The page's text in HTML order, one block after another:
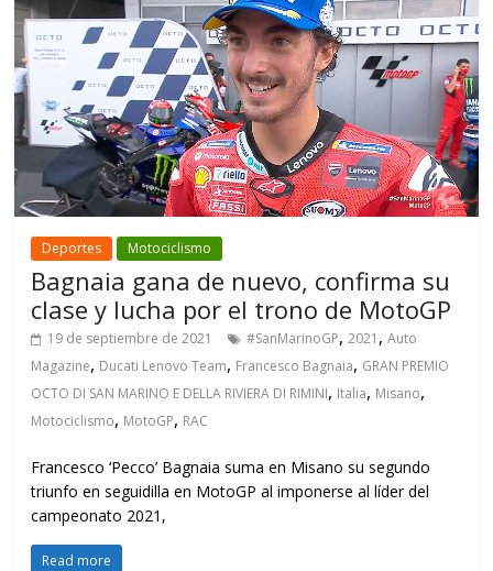
Deportes Motociclismo
Bagnaia gana de nuevo, confirma su
clase y lucha por el trono de MotoGP
19 de septiembre de 2021 #SanMarinoGP,2021 ,Auto
Magazine, Ducati Lenovo Team, Francesco Bagnaia, GRAN PREMIO
OCTO DI SAN MARINO E DELLA RIVIERA DI RIMINI, Italia, Misano,
Motociclismo, MotoGP, RAC
Francesco ‘Pecco’ Bagnaia suma en Misano su segundo
triunfo en seguidilla en MotoGP al imponerse al líder del
campeonato 2021,
Read more